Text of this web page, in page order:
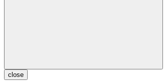
close